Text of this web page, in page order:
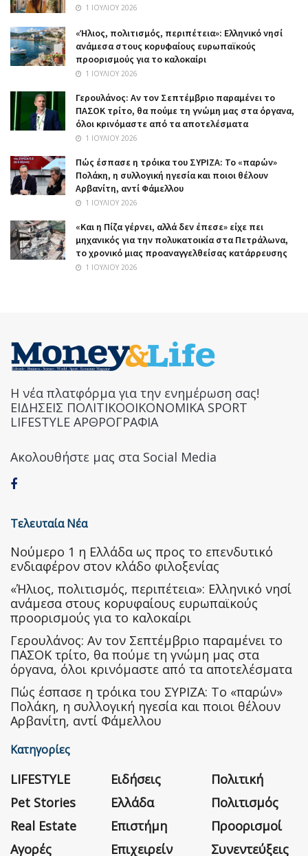
1 ΙΟΥΛΊΟΥ 2026
«Ήλιος, πολιτισμός, περιπέτεια»: Ελληνικό νησί
ανάμεσα στους κορυφαίους ευρωπαϊκούς
προορισμούς για το καλοκαίρι
1 ΙΟΥΛΊΟΥ 2026
Γερουλάνος: Αν τον Σεπτέμβριο παραμένει το
ΠΑΣΟΚ τρίτο, θα πούμε τη γνώμη μας στα όργανα,
όλοι κρινόμαστε από τα αποτελέσματα
1 ΙΟΥΛΊΟΥ 2026
Πώς έσπασε η τρόικα του ΣΥΡΙΖΑ: Το «παρών»
Πολάκη, η συλλογική ηγεσία και ποιοι θέλουν
Αρβανίτη, αντί Φάμελλου
1 ΙΟΥΛΊΟΥ 2026
«Και η Πίζα γέρνει, αλλά δεν έπεσε» είχε πει
μηχανικός για την πολυκατοικία στα Πετράλωνα,
το χρονικό μιας προαναγγελθείσας κατάρρευσης
1 ΙΟΥΛΊΟΥ 2026
Η νέα πλατφόρμα για την ενημέρωση σας!
ΕΙΔΗΣΕΙΣ ΠΟΛΙΤΙΚΟΟΙΚΟΝΟΜΙΚΑ SPORT
LIFESTYLE ΑΡΘΡΟΓΡΑΦΙΑ
Ακολουθήστε μας στα Social Media
Τελευταία Νέα
Nούμερο 1 η Ελλάδα ως προς το επενδυτικό
ενδιαφέρον στον κλάδο φιλοξενίας
«Ήλιος, πολιτισμός, περιπέτεια»: Ελληνικό νησί
ανάμεσα στους κορυφαίους ευρωπαϊκούς
προορισμούς για το καλοκαίρι
Γερουλάνος: Αν τον Σεπτέμβριο παραμένει το
ΠΑΣΟΚ τρίτο, θα πούμε τη γνώμη μας στα
όργανα, όλοι κρινόμαστε από τα αποτελέσματα
Πώς έσπασε η τρόικα του ΣΥΡΙΖΑ: Το «παρών»
Πολάκη, η συλλογική ηγεσία και ποιοι θέλουν
Αρβανίτη, αντί Φάμελλου
Κατηγορίες
LIFESTYLE
Pet Stories
Real Estate
Αγορές
Ειδήσεις
Ελλάδα
Επιστήμη
Επιχειρείν
Πολιτική
Πολιτισμός
Προορισμοί
Συνεντεύξεις